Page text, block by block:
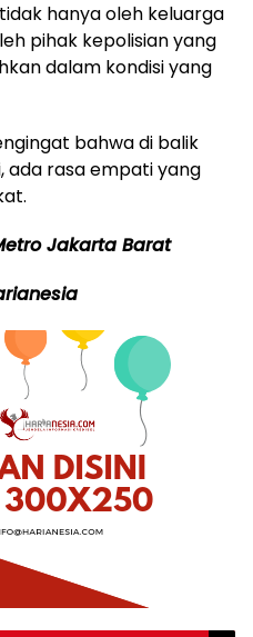
hanya oleh keluarga
pihak kepolisian yang
dalam kondisi yang
bahwa di balik
ada rasa empati yang
Jakarta Barat